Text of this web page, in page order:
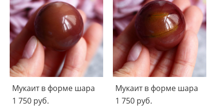
Мукаит в форме шара
1 750 pуб.
Мукаит в форме шара
1 750 pуб.